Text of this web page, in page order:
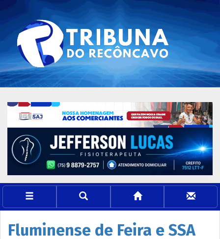
Fluminense de Feira e SSA